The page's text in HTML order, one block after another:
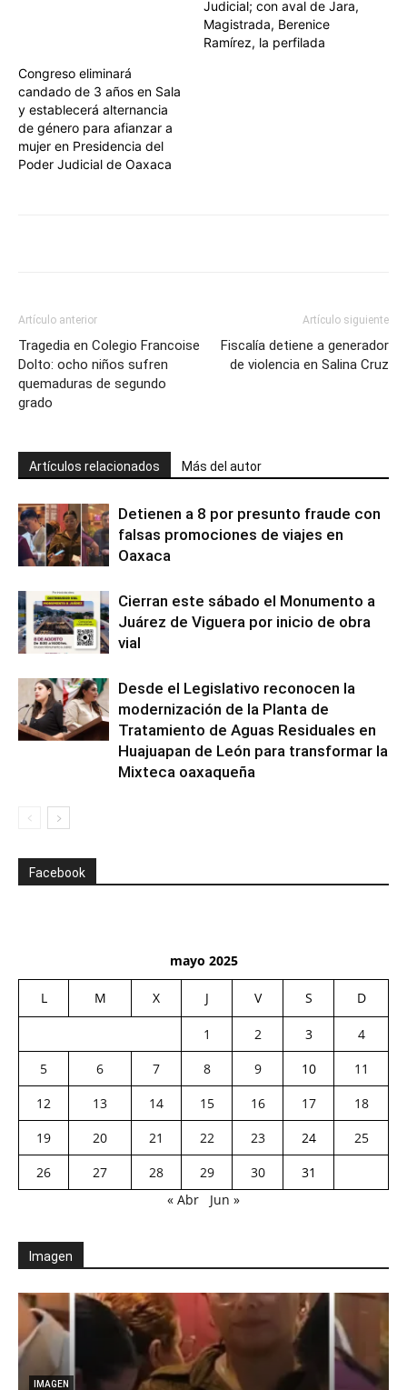
Judicial; con aval de Jara,
Magistrada, Berenice
Ramírez, la perfilada
Congreso eliminará
candado de 3 años en Sala
y establecerá alternancia
de género para afianzar a
mujer en Presidencia del
Poder Judicial de Oaxaca
Artículo anterior
Tragedia en Colegio Francoise
Dolto: ocho niños sufren
quemaduras de segundo
grado
Artículo siguiente
Fiscalía detiene a generador
de violencia en Salina Cruz
Artículos relacionados Más del autor
Detienen a 8 por presunto fraude con
falsas promociones de viajes en
Oaxaca
Cierran este sábado el Monumento a
Juárez de Viguera por inicio de obra
vial
Desde el Legislativo reconocen la
modernización de la Planta de
Tratamiento de Aguas Residuales en
Huajuapan de León para transformar la
Mixteca oaxaqueña
Facebook
mayo 2025
L M X J V S D
1 2 3
4
5
6 7 8 9 10
11
12
13 14 15 16 17
18
19
20 21 22 23 24
25
26
27 28 29 30
31
« Abr
Jun »
Imagen
IMAGEN